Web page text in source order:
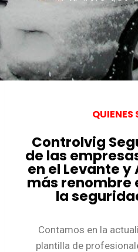
QUIENES
Controlvig
de las
en el Levante
más renombre
la
Contamos en la
plantilla de